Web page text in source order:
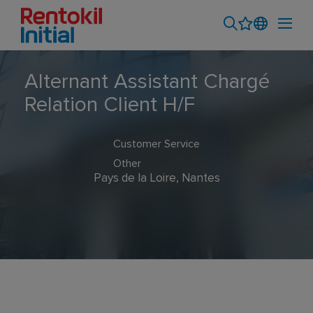
Alternant Assistant Chargé
Relation Client H/F
Customer Service
Other
Pays de la Loire, Nantes